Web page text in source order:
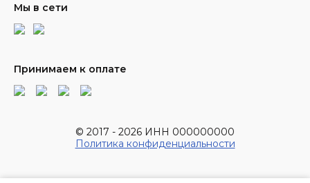
Мы в сети
Принимаем к оплате
© 2017 - 2026 ИНН 000000000
Политика конфиденциальности